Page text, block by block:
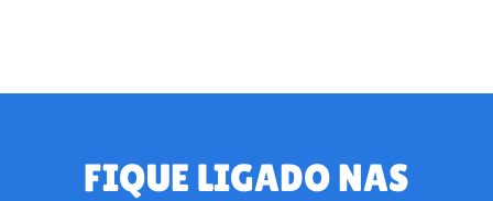
FIQUE LIGADO NAS